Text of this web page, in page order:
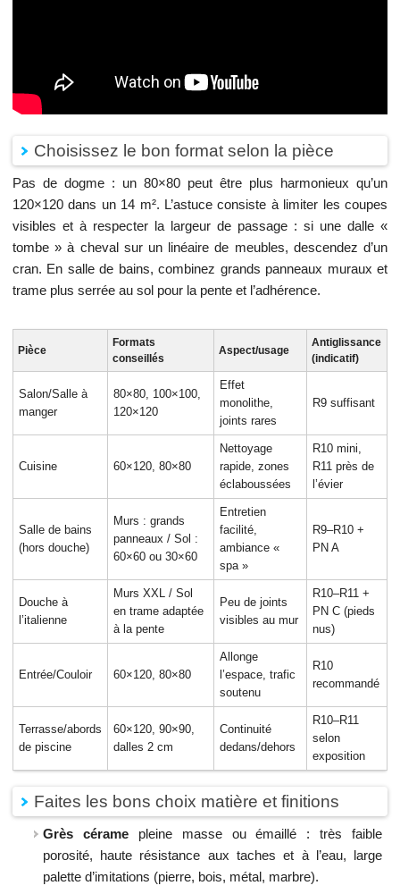
Choisissez le bon format selon la pièce
Pas de dogme : un 80×80 peut être plus harmonieux qu’un
120×120 dans un 14 m². L’astuce consiste à limiter les coupes
visibles et à respecter la largeur de passage : si une dalle «
tombe » à cheval sur un linéaire de meubles, descendez d’un
cran. En salle de bains, combinez grands panneaux muraux et
trame plus serrée au sol pour la pente et l’adhérence.
Pièce
Formats
conseillés
Aspect/usage
Antiglissance
(indicatif)
Salon/Salle à
manger
80×80, 100×100,
120×120
Effet
monolithe,
joints rares
R9 suffisant
Cuisine 60×120, 80×80
Nettoyage
rapide, zones
éclaboussées
R10 mini,
R11 près de
l’évier
Salle de bains
(hors douche)
Murs : grands
panneaux / Sol :
60×60 ou 30×60
Entretien
facilité,
ambiance «
spa »
R9–R10 +
PN A
Douche à
l’italienne
Murs XXL / Sol
en trame adaptée
à la pente
Peu de joints
visibles au mur
R10–R11 +
PN C (pieds
nus)
Entrée/Couloir 60×120, 80×80
Allonge
l’espace, trafic
soutenu
R10
recommandé
Terrasse/abords
de piscine
60×120, 90×90,
dalles 2 cm
Continuité
dedans/dehors
R10–R11
selon
exposition
Faites les bons choix matière et finitions
Grès céramepleine masse ou émaillé : très faible
porosité, haute résistance aux taches et à l’eau, large
palette d’imitations (pierre, bois, métal, marbre).